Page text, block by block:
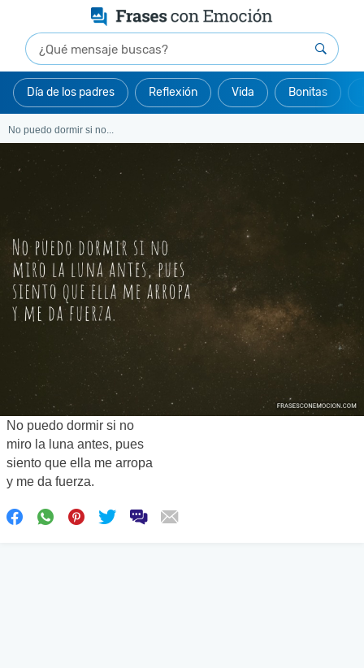
Día de los padres Reflexión Vida Bonitas
No puedo dormir si no...
No puedo dormir si no
miro la luna antes, pues
siento que ella me arropa
y me da fuerza.